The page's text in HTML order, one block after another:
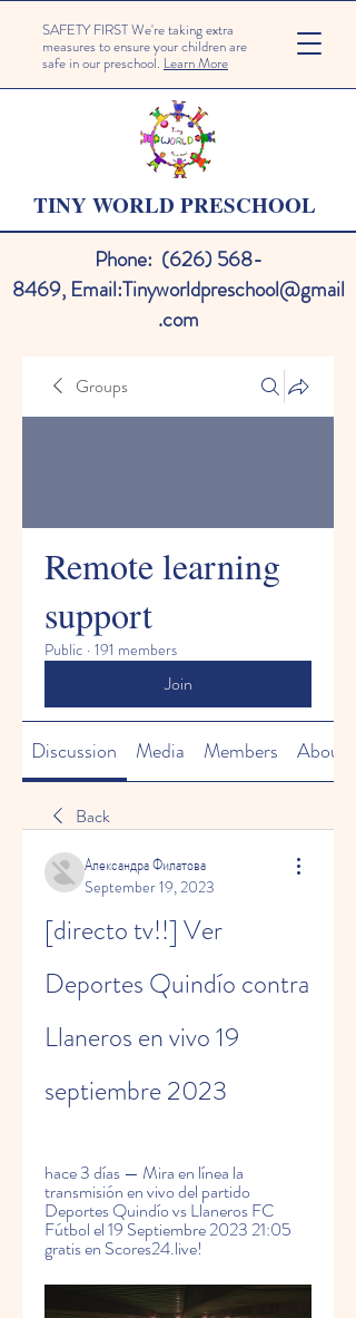
SAFETY FIRST We're taking extra
measures to ensure your children are
safe in our preschool. Learn More
TINY WORLD PRESCHOOL
Phone: (626) 568-
8469, Email:Tinyworldpreschool@gmail
.com
Groups
Remote learning
support
Public · 191 members
Join
Discussion Media Members About
Back
Александра Филатова
September 19, 2023
[directo tv!!] Ver
Deportes Quindío contra
Llaneros en vivo 19
septiembre 2023
hace 3 días — Mira en línea la
transmisión en vivo del partido
Deportes Quindío vs Llaneros FC
Fútbol el 19 Septiembre 2023 21:05
gratis en Scores24.live!